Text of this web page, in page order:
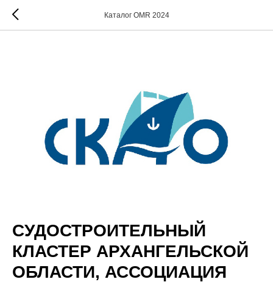
Каталог OMR 2024
СУДОСТРОИТЕЛЬНЫЙ
КЛАСТЕР АРХАНГЕЛЬСКОЙ
ОБЛАСТИ, АССОЦИАЦИЯ